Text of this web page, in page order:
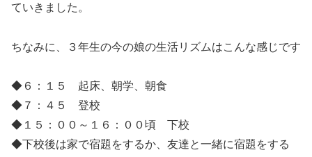
ていきました。
ちなみに、３年生の今の娘の生活リズムはこんな感じです
◆６：１５ 起床、朝学、朝食
◆７：４５ 登校
◆１５：００～１６：００頃 下校
◆下校後は家で宿題をするか、友達と一緒に宿題をする